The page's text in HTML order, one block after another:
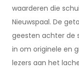
waarderen die
Nieuwspaal. De
geesten achter de
in om originele en
lezers aan het